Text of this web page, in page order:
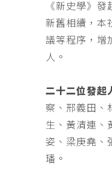
《新史學》
新舊相續，本
議等程序，增
人。
二十二位發起
察、邢義田、
生、黃清連、
姿、梁庚堯、
璠。